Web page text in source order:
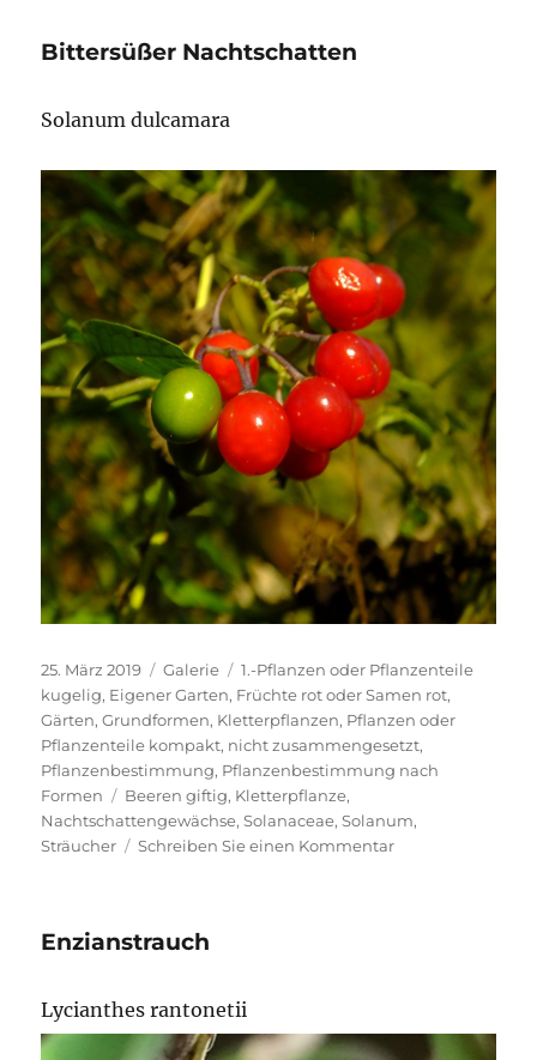
Bittersüßer Nachtschatten
Solanum dulcamara
Veröffentlicht
am
25. März 2019 Format
Galerie Kategorien
1.-Pflanzen oder Pflanzenteile
kugelig, Eigener Garten, Früchte rot oder Samen rot,
Gärten,Grundformen, Kletterpflanzen, Pflanzen oder
Pflanzenteile kompakt, nicht zusammengesetzt,
Pflanzenbestimmung, Pflanzenbestimmung nach
Formen
Schlagwörter
Beeren giftig, Kletterpflanze,
Nachtschattengewächse,Solanaceae,Solanum,
Sträucher
Schreiben Sie einen Kommentarzu
Enzianstrauch
Lycianthes rantonetii